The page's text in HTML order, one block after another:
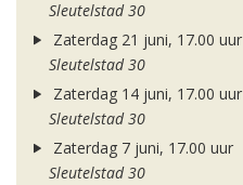
Sleutelstad 30
Zaterdag 21 juni, 17.00 uur
Sleutelstad 30
Zaterdag 14 juni, 17.00 uur
Sleutelstad 30
Zaterdag 7 juni, 17.00 uur
Sleutelstad 30